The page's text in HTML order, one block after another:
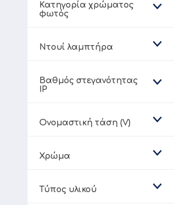
Κατηγορία χρώματος
φωτός
Ντουί λαμπτήρα
Βαθμός στεγανότητας
IP
Ονομαστική τάση (V)
Χρώμα
Τύπος υλικού